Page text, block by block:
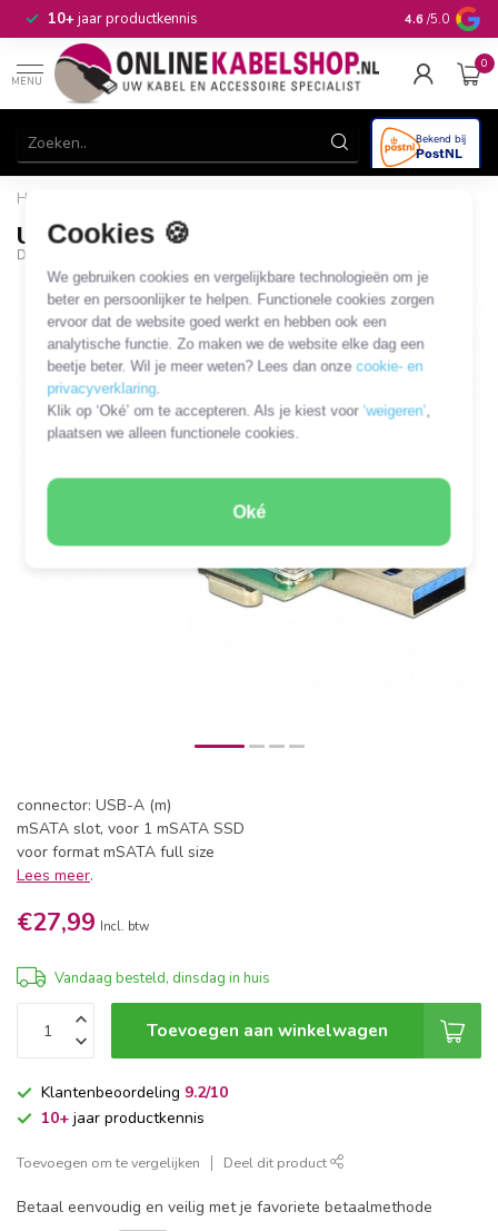
Cookies 🍪
We gebruiken cookies en vergelijkbare technologieën om je
beter en persoonlijker te helpen. Functionele cookies zorgen
ervoor dat de website goed werkt en hebben ook een
analytische functie. Zo maken we de website elke dag een
beetje beter. Wil je meer weten? Lees dan onzecookie- en
privacyverklaring.
Klik op ‘Oké’ om te accepteren. Als je kiest voor ‘weigeren’,
plaatsen we alleen functionele cookies.
Oké
10+jaar productkennis 4.6 /5.0
MENU
0
Home
USB3.0 USB-A naar mSATA converter
DLCK-62681
connector: USB-A (m)
mSATA slot, voor 1 mSATA SSD
voor format mSATA full size
Lees meer.
€27,99 Incl. btw
Vandaag besteld, dinsdag in huis
Toevoegen aan winkelwagen
Klantenbeoordeling 9.2/10
10+ jaar productkennis
Toevoegen om te vergelijken Deel dit product
Betaal eenvoudig en veilig met je favoriete betaalmethode